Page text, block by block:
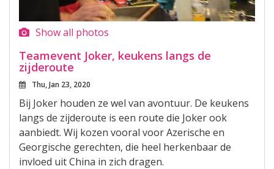
Show all photos
Teamevent Joker, keukens langs de
zijderoute
Thu, Jan 23, 2020
Bij Joker houden ze wel van avontuur. De keukens
langs de zijderoute is een route die Joker ook
aanbiedt. Wij kozen vooral voor Azerische en
Georgische gerechten, die heel herkenbaar de
invloed uit China in zich dragen.